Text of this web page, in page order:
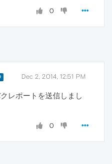
0
Dec 2, 2014, 12:51 PM
レポートを送信しまし
0